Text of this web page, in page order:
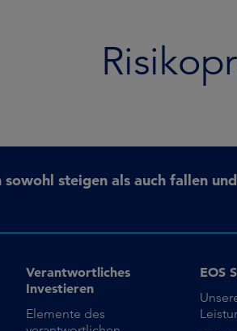
steigen als auch fallen
Verantwortliches
Investieren
Elemente des
EOS